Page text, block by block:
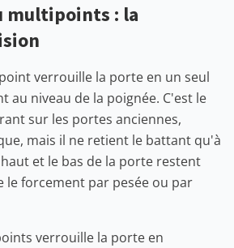
multipoints : la
verrouille la porte en un seul
au niveau de la poignée. C'est le
sur les portes anciennes,
mais il ne retient le battant qu'à
et le bas de la porte restent
le forcement par pesée ou par
verrouille la porte en